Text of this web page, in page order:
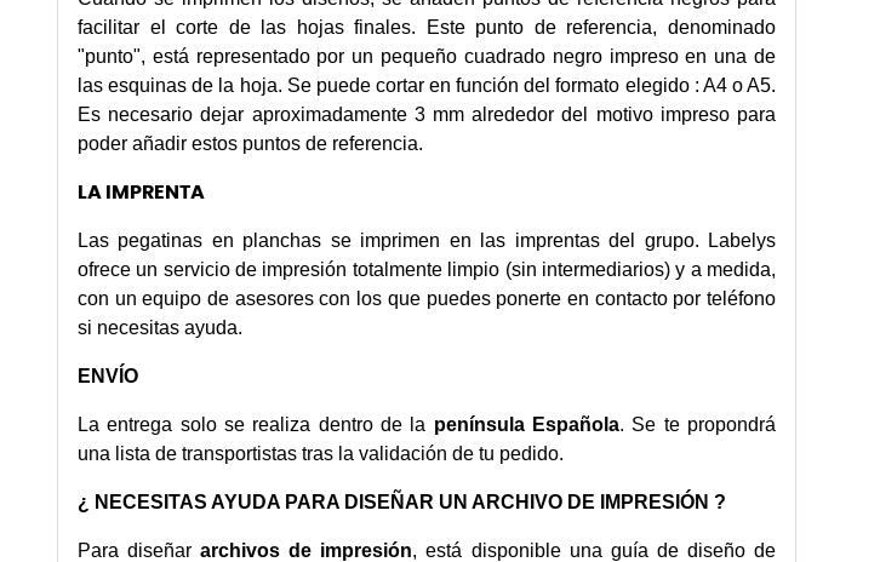
facilitar el corte de las hojas finales. Este punto de referencia, denominado
"punto", está representado por un pequeño cuadrado negro impreso en una de
las esquinas de la hoja. Se puede cortar en función del formato elegido : A4 o A5.
Es necesario dejar aproximadamente 3 mm alrededor del motivo impreso para
poder añadir estos puntos de referencia.
LA IMPRENTA
Las pegatinas en planchas se imprimen en las imprentas del grupo. Labelys
ofrece un servicio de impresión totalmente limpio (sin intermediarios) y a medida,
con un equipo de asesores con los que puedes ponerte en contacto por teléfono
si necesitas ayuda.
ENVÍO
La entrega solo se realiza dentro de la península Española. Se te propondrá
una lista de transportistas tras la validación de tu pedido.
¿ NECESITAS AYUDA PARA DISEÑAR UN ARCHIVO DE IMPRESIÓN ?
Para diseñararchivos de impresión, está disponible una guía de diseñode